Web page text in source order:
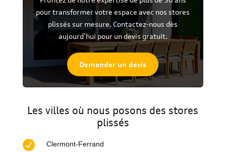
pour transformer votre espace avec nos stores
plissés sur mesure. Contactez-nous dès
aujourd’hui pour un devis gratuit.
Demander un devis
Les villes où nous posons des stores
plissés

Clermont-Ferrand